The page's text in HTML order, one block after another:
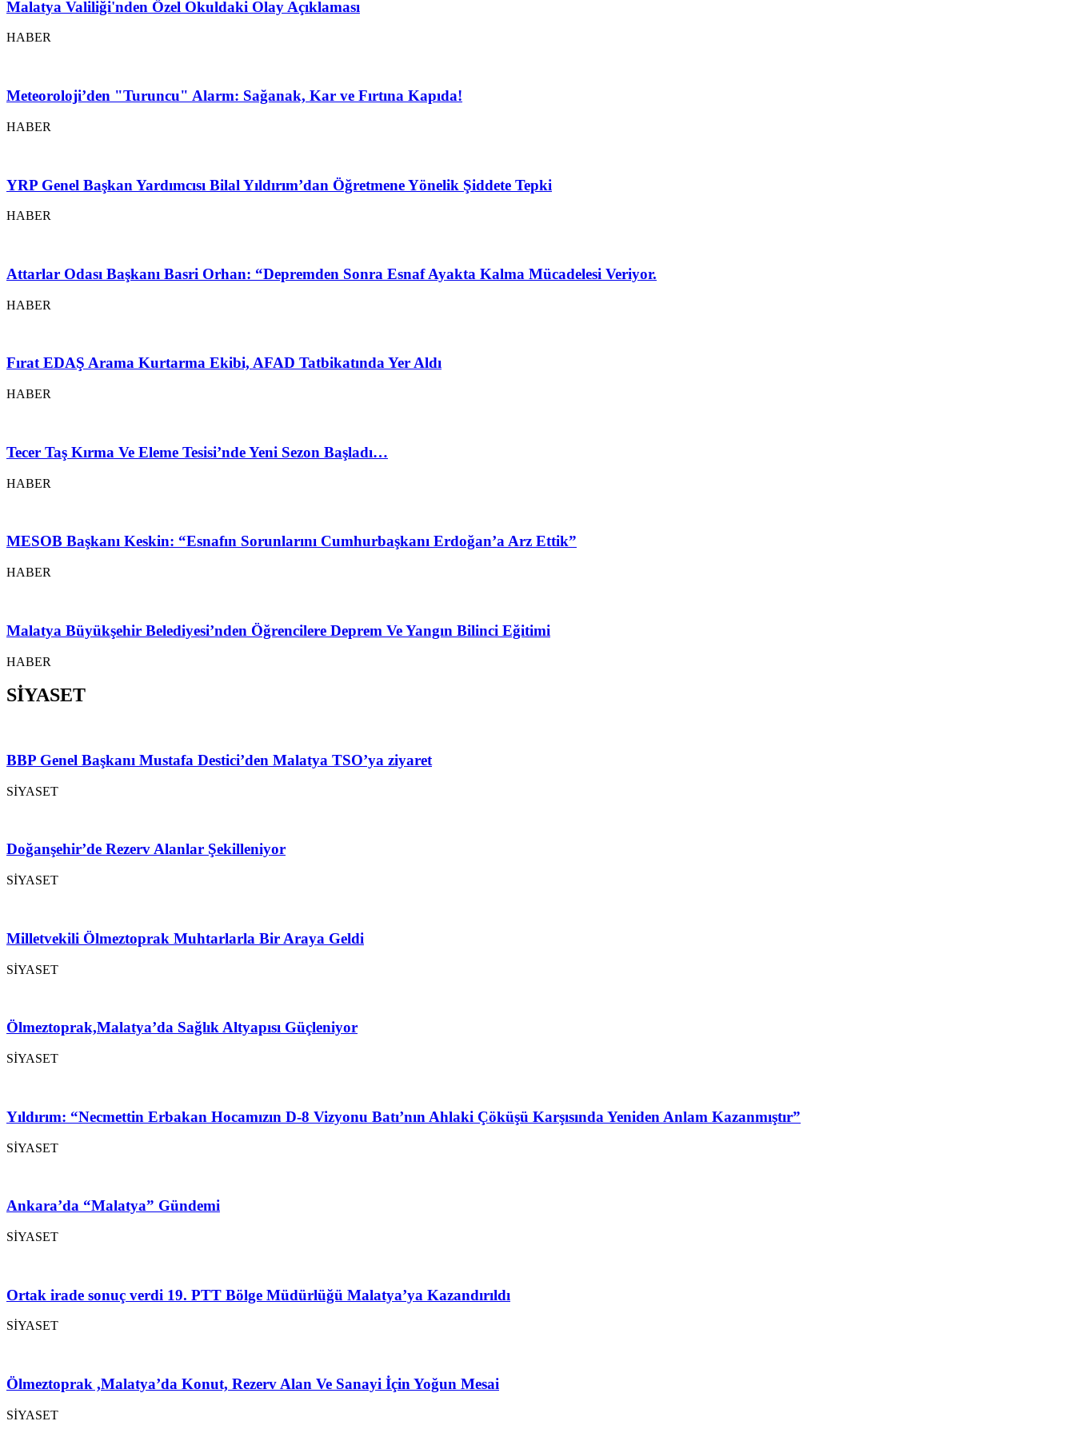
Malatya Valiliği'nden Özel Okuldaki Olay Açıklaması
HABER
Meteoroloji’den "Turuncu" Alarm: Sağanak, Kar ve Fırtına Kapıda!
HABER
YRP Genel Başkan Yardımcısı Bilal Yıldırım’dan Öğretmene Yönelik Şiddete Tepki
HABER
Attarlar Odası Başkanı Basri Orhan: “Depremden Sonra Esnaf Ayakta Kalma Mücadelesi Veriyor.
HABER
Fırat EDAŞ Arama Kurtarma Ekibi, AFAD Tatbikatında Yer Aldı
HABER
Tecer Taş Kırma Ve Eleme Tesisi’nde Yeni Sezon Başladı…
HABER
MESOB Başkanı Keskin: “Esnafın Sorunlarını Cumhurbaşkanı Erdoğan’a Arz Ettik”
HABER
Malatya Büyükşehir Belediyesi’nden Öğrencilere Deprem Ve Yangın Bilinci Eğitimi
HABER
SİYASET
BBP Genel Başkanı Mustafa Destici’den Malatya TSO’ya ziyaret
SİYASET
Doğanşehir’de Rezerv Alanlar Şekilleniyor
SİYASET
Milletvekili Ölmeztoprak Muhtarlarla Bir Araya Geldi
SİYASET
Ölmeztoprak,Malatya’da Sağlık Altyapısı Güçleniyor
SİYASET
Yıldırım: “Necmettin Erbakan Hocamızın D-8 Vizyonu Batı’nın Ahlaki Çöküşü Karşısında Yeniden Anlam Kazanmıştır”
SİYASET
Ankara’da “Malatya” Gündemi
SİYASET
Ortak irade sonuç verdi 19. PTT Bölge Müdürlüğü Malatya’ya Kazandırıldı
SİYASET
Ölmeztoprak ,Malatya’da Konut, Rezerv Alan Ve Sanayi İçin Yoğun Mesai
SİYASET